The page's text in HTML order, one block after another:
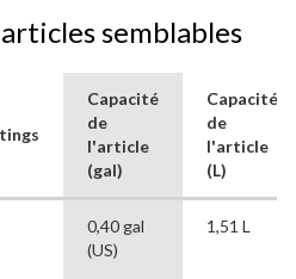
semblables
Capacité
de
l'article
(gal)
Capacité
de
l'article
(L)
0,40 gal
(US)
1,51 L